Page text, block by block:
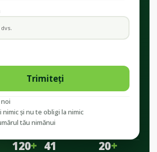
120+ 41 20+
nimic și nu te obligi la nimic
tău nimănui